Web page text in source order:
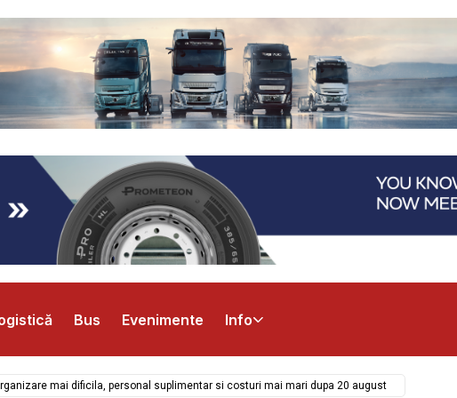
Bus Evenimente Info
mai dificila, personal suplimentar si costuri mai mari dupa 20 august